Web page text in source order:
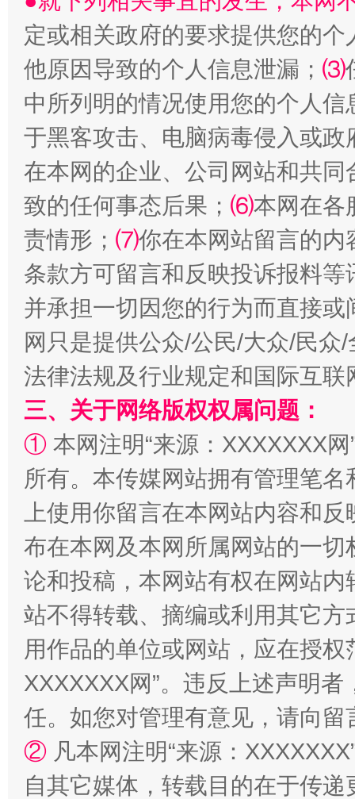
阿坝州三大球赛在茂县开幕 规模
国家大学科技园优化重塑工作
扯下公款旅游的“隐身衣” 如何以
定或相关政府的要求提供您的个
他原因导致的个人信息泄漏； ⑶
中所列明的情况使用您的个人
于黑客攻击、电脑病毒侵入或
在本网的企业、公司网站和共
致的任何事态后果； ⑹本网在各
责情形； ⑺你在本网站留言的内
条款方可留言和反映投诉报料
并承担一切因您的行为而直接
网只是提供公众/公民/大众/民
法律法规及行业规定和国际互
三、关于网络版权权属问题：
① 本网注明“来源：XXXXXXX
所有。本传媒网站拥有管理笔
上使用你留言在本网站内容和
布在本网及本网所属网站的一
论和投稿，本网站有权在网站
站不得转载、摘编或利用其它
用作品的单位或网站，应在授
XXXXXXX网”。违反上述声明
任。如您对管理有意见，请向
② 凡本网注明“来源：
自其它媒体，转载目的在于传